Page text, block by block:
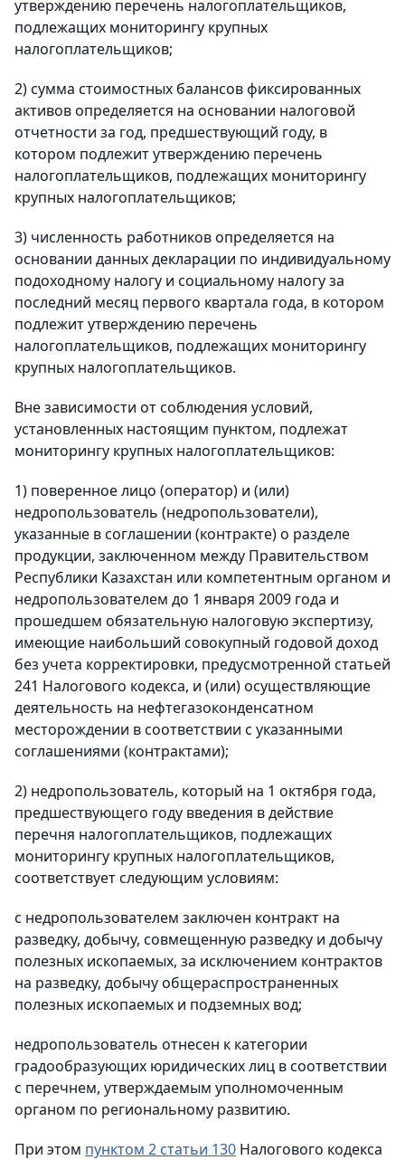
утверждению перечень налогоплательщиков,
подлежащих мониторингу крупных
налогоплательщиков;
2) сумма стоимостных балансов фиксированных
активов определяется на основании налоговой
отчетности за год, предшествующий году, в
котором подлежит утверждению перечень
налогоплательщиков, подлежащих мониторингу
крупных налогоплательщиков;
3) численность работников определяется на
основании данных декларации по индивидуальному
подоходному налогу и социальному налогу за
последний месяц первого квартала года, в котором
подлежит утверждению перечень
налогоплательщиков, подлежащих мониторингу
крупных налогоплательщиков.
Вне зависимости от соблюдения условий,
установленных настоящим пунктом, подлежат
мониторингу крупных налогоплательщиков:
1) поверенное лицо (оператор) и (или)
недропользователь (недропользователи),
указанные в соглашении (контракте) о разделе
продукции, заключенном между Правительством
Республики Казахстан или компетентным органом и
недропользователем до 1 января 2009 года и
прошедшем обязательную налоговую экспертизу,
имеющие наибольший совокупный годовой доход
без учета корректировки, предусмотренной статьей
241 Налогового кодекса, и (или) осуществляющие
деятельность на нефтегазоконденсатном
месторождении в соответствии с указанными
соглашениями (контрактами);
2) недропользователь, который на 1 октября года,
предшествующего году введения в действие
перечня налогоплательщиков, подлежащих
мониторингу крупных налогоплательщиков,
соответствует следующим условиям:
с недропользователем заключен контракт на
разведку, добычу, совмещенную разведку и добычу
полезных ископаемых, за исключением контрактов
на разведку, добычу общераспространенных
полезных ископаемых и подземных вод;
недропользователь отнесен к категории
градообразующих юридических лиц в соответствии
с перечнем, утверждаемым уполномоченным
органом по региональному развитию.
При этом пунктом 2 статьи 130 Налогового кодекса